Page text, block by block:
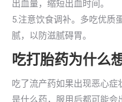
出血量，缩短出血时间。
5.注意饮食调补。多吃优质
腻，以防滋腻碍胃。
吃打胎药为什么
吃了流产药如果出现恶心
是什么药，服用后都可能